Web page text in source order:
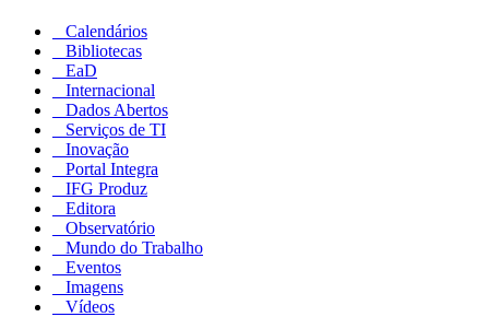
Calendários
Bibliotecas
EaD
Internacional
Dados Abertos
Serviços de TI
Inovação
Portal Integra
IFG Produz
Editora
Observatório
Mundo do Trabalho
Eventos
Imagens
Vídeos